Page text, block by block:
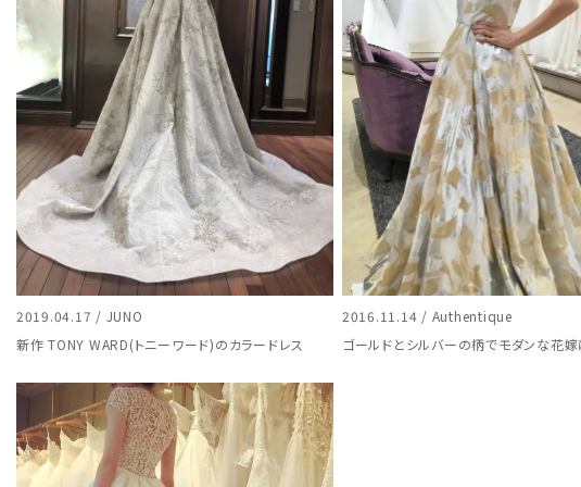
2019.04.17 / JUNO
新作 TONY WARD(トニーワード)のカラードレス
2016.11.14 / Authentique
ゴールドとシルバーの柄でモダンな花